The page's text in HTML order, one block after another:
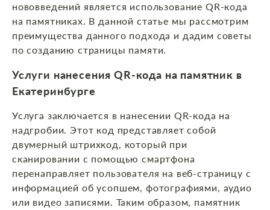
нововведений является использование QR-кода
на памятниках. В данной статье мы рассмотрим
преимущества данного подхода и дадим советы
по созданию страницы памяти.
Услуги нанесения QR-кода на памятник в
Екатеринбурге
Услуга заключается в нанесении QR-кода на
надгробии. Этот код представляет собой
двумерный штрихкод, который при
сканировании с помощью смартфона
перенаправляет пользователя на веб-страницу с
информацией об усопшем, фотографиями, аудио
или видео записями. Таким образом, памятник